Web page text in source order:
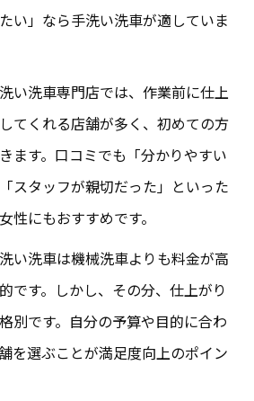
い」なら手洗い洗車が適していま
い洗車専門店では、作業前に仕上
てくれる店舗が多く、初めての方
ます。口コミでも「分かりやすい
スタッフが親切だった」といった
性にもおすすめです。
い洗車は機械洗車よりも料金が高
です。しかし、その分、仕上がり
別です。自分の予算や目的に合わ
を選ぶことが満足度向上のポイン